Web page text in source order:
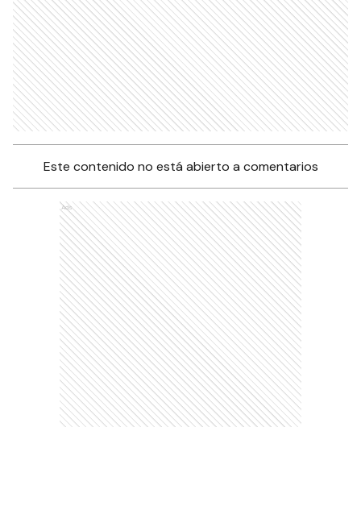
Este contenido no está abierto a comentarios
Ads